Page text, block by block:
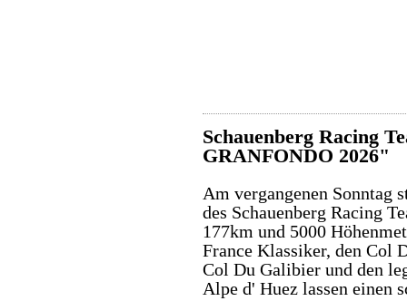
Schauenberg Racing
GRANFONDO 2026"
Am vergangenen Sonntag
des Schauenberg Racing
177km und 5000
France Klassiker, den Col
Col Du Galibier und den
Alpe d' Huez lassen einen